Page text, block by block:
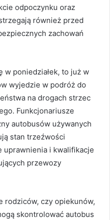
odpoczynku oraz
również przed
zachowań
w poniedziałek, to już w
wyjedzie w podróż do
na drogach strzec
Funkcjonariusze
autobusów używanych
stan trzeźwości
uprawnienia i kwalifikacje
przewozy
rodziców, czy opiekunów,
skontrolować autobus